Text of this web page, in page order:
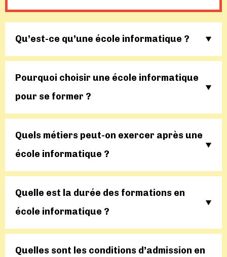
Qu’est-ce qu’une école informatique ?
Pourquoi choisir une école informatique
pour se former ?
Quels métiers peut-on exercer après une
école informatique ?
Quelle est la durée des formations en
école informatique ?
Quelles sont les conditions d’admission en